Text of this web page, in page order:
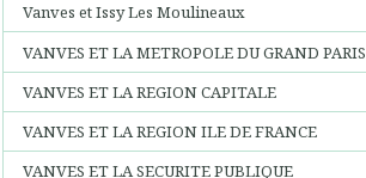
Vanves et Issy Les Moulineaux
VANVES ET LA METROPOLE DU GRAND PARIS
VANVES ET LA REGION CAPITALE
VANVES ET LA REGION ILE DE FRANCE
VANVES ET LA SECURITE PUBLIQUE